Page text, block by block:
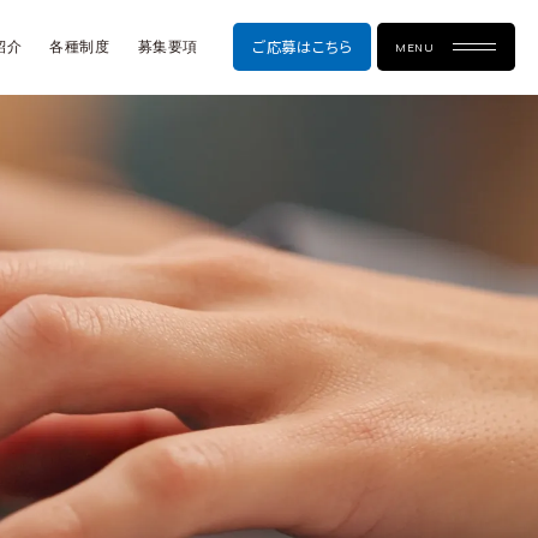
介 各種制度 募集要項
ビジネス社員
ご応募はこちら
セールスエンジニア
マンション営業
システム監視運用
コンサルティング営業
セールスエンジニア
MENU
各種制度
募集要項
リージョナル社員
ビジネス社員